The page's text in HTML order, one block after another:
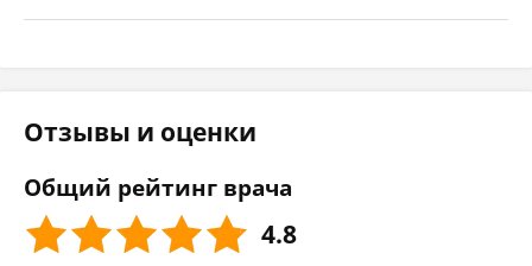
Отзывы и оценки
Общий рейтинг врача
4.8